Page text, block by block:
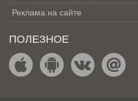
Реклама на сайте
ПОЛЕЗНОЕ